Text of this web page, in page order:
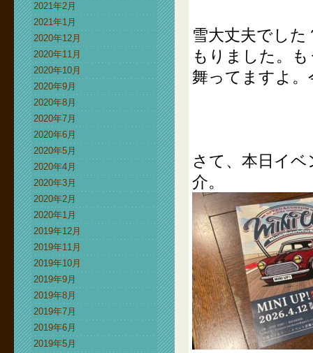
2021年2月
2021年1月
2020年12月
2020年11月
2020年10月
2020年9月
2020年8月
2020年7月
2020年6月
2020年5月
2020年4月
2020年3月
2020年2月
2020年1月
2019年12月
2019年11月
2019年10月
2019年9月
2019年8月
2019年7月
2019年6月
2019年5月
雪大丈夫でし
もりました。
舞ってますよ
さて、本日イ
介。